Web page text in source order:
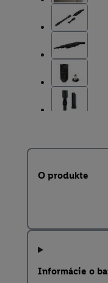
O produkte
Informácie o